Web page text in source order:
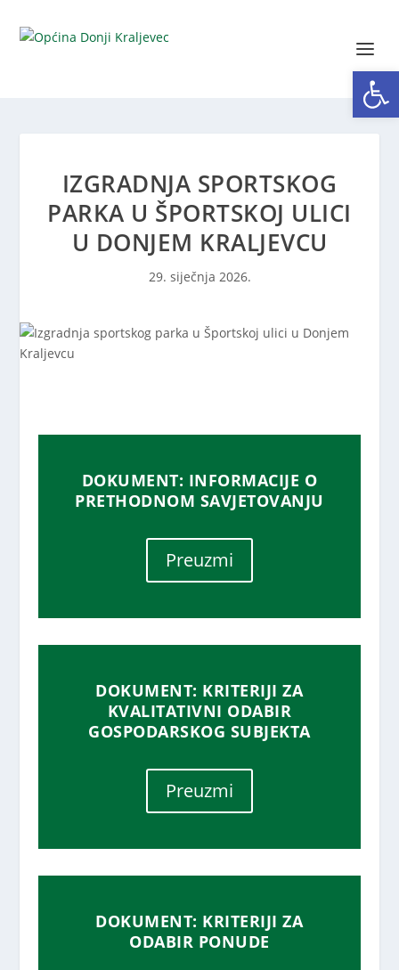
IZGRADNJA SPORTSKOG
PARKA U ŠPORTSKOJ ULICI
U DONJEM KRALJEVCU
29. siječnja 2026.
DOKUMENT: INFORMACIJE O
PRETHODNOM SAVJETOVANJU
Preuzmi
DOKUMENT: KRITERIJI ZA
KVALITATIVNI ODABIR
GOSPODARSKOG SUBJEKTA
Preuzmi
DOKUMENT: KRITERIJI ZA
ODABIR PONUDE
Open toolbar